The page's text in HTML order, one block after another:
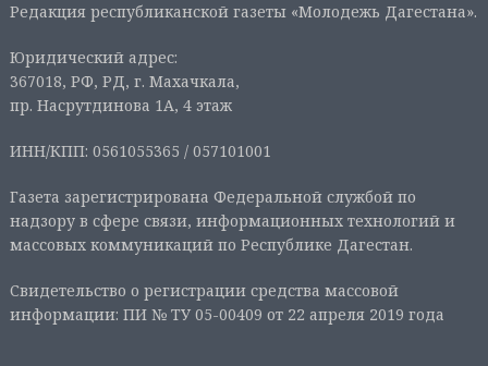
Редакция республиканской газеты «Молодежь Дагестана».
Юридический адрес:
367018, РФ, РД, г. Махачкала,
пр. Насрутдинова 1А, 4 этаж
ИНН/КПП: 0561055365 / 057101001
Газета зарегистрирована Федеральной службой по
надзору в сфере связи, информационных технологий и
массовых коммуникаций по Республике Дагестан.
Свидетельство о регистрации средства массовой
информации: ПИ № ТУ 05-00409 от 22 апреля 2019 года